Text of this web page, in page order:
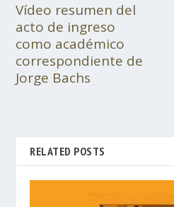
Vídeo resumen del
acto de ingreso
como académico
correspondiente de
Jorge Bachs
RELATED POSTS